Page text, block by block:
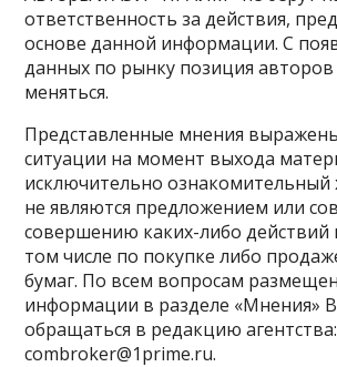
ответственность за действия,
основе данной информации. С
данных по рынку позиция
меняться.
Представленные мнения
ситуации на момент выхода
исключительно ознакомительный
не являются предложением или
совершению каких-либо действий
том числе по покупке либо
бумаг. По всем вопросам
информации в разделе «Мнения»
обращаться в редакцию агентства:
combroker@1prime.ru.